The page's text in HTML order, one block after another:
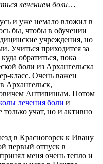
лечением боли…
и уже немало вложил в
бы, чтобы в обучении
учреждения, но
Учиться приходится за
обратиться, пока
боли из Архангельска
класс. Очень важен
Архангельск,
Антипиным. Потом
лечения боли и
только учат, но и активно
в Красногорск к Ивану
первый отпуск в
меня очень тепло и